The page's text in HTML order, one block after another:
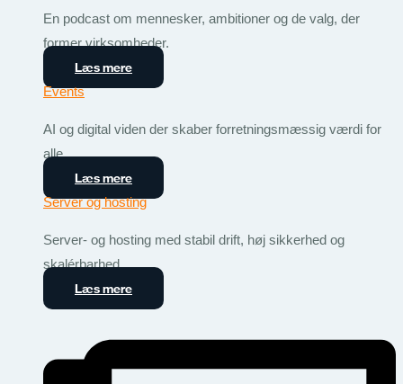
En podcast om mennesker, ambitioner og de valg, der
former virksomheder.
Læs mere
Events
AI og digital viden der skaber forretningsmæssig værdi for
alle.
Læs mere
Server og hosting
Server- og hosting med stabil drift, høj sikkerhed og
skalérbarhed.
Læs mere